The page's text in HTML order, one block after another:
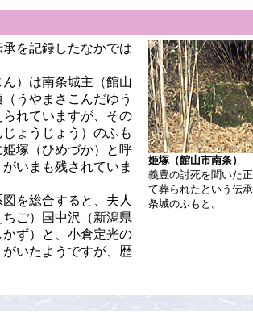
を記録したなかでは
）は南条城主（館山
うやまさこんだゆう
れていますが、その
ょうじょう）のふも
塚（ひめづか）と呼
いまも残されていま
を総合すると、夫人
ご）国中沢（新潟県
ず）と、小倉定光の
いたようですが、歴
姫塚（館山市南条）
義豊の討死を聞いた
て葬られたという伝
条城のふもと。